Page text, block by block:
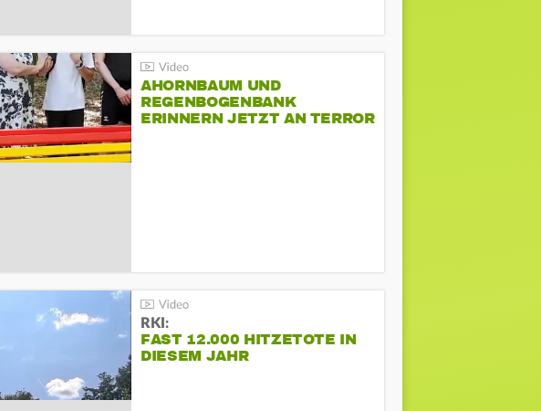
AHORNBAUM UND
REGENBOGENBANK
ERINNERN JETZT AN TERROR
RKI:
FAST 12.000 HITZETOTE IN
DIESEM JAHR